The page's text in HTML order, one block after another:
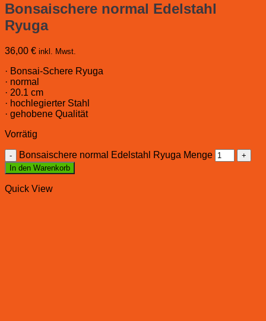
Bonsaischere normal Edelstahl
Ryuga
36,00 € inkl. Mwst.
· Bonsai-Schere Ryuga
· normal
· 20.1 cm
· hochlegierter Stahl
· gehobene Qualität
Vorrätig
Bonsaischere normal Edelstahl Ryuga Menge
In den Warenkorb
Quick View